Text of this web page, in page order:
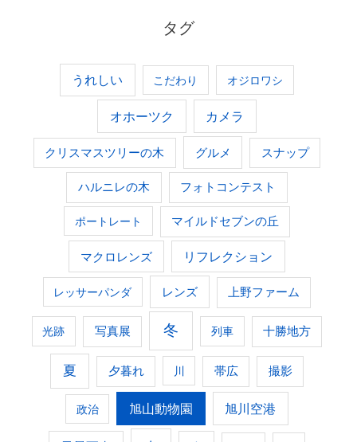
タグ
うれしい こだわり オジロワシ
オホーツク カメラ
クリスマスツリーの木 グルメ スナップ
ハルニレの木 フォトコンテスト
ポートレート マイルドセブンの丘
マクロレンズ リフレクション
レッサーパンダ レンズ 上野ファーム
光跡 写真展 冬 列車 十勝地方
夏 夕暮れ 川 帯広 撮影
政治 旭山動物園 旭川空港